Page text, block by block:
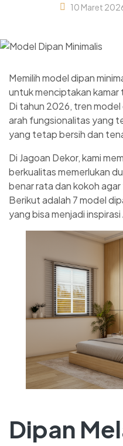
10 Maret
Memilih model dipan
untuk menciptakan
Di tahun 2026, tren model
arah fungsionalitas yang
yang tetap bersih dan
Di Jagoan Dekor, kami
berkualitas memerlukan
benar rata dan kokoh
Berikut adalah 7 model
yang bisa menjadi inspirasi
Dipan